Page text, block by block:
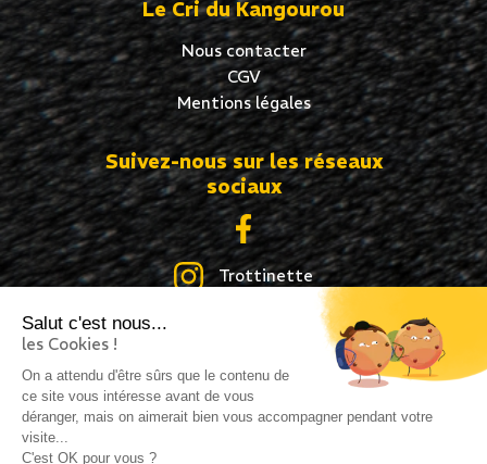
Salut c'est nous...
les Cookies !
On a attendu d'être sûrs que le contenu de
ce site vous intéresse avant de vous
déranger, mais on aimerait bien vous accompagner pendant votre
visite...
C'est OK pour vous ?
Le Cri du Kangourou
Nous contacter
CGV
Mentions légales
Suivez-nous sur les réseaux
sociaux
Trottinette
Roller